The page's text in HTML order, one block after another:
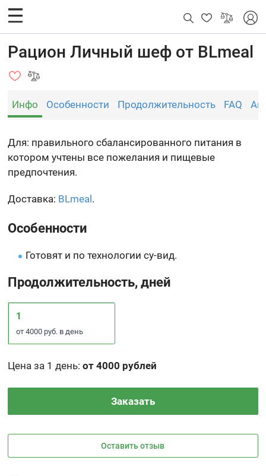
Рацион Личный шеф от BLmeal
Инфо Особенности Продолжительность FAQ
Для: правильного сбалансированного питания в
котором учтены все пожелания и пищевые
предпочтения.
Доставка: BLmeal .
Особенности
Готовят и по технологии су-вид.
Продолжительность, дней
1
от 4000 руб. в день
Цена за 1 день:от 4000 рублей
Заказать
Оставить отзыв